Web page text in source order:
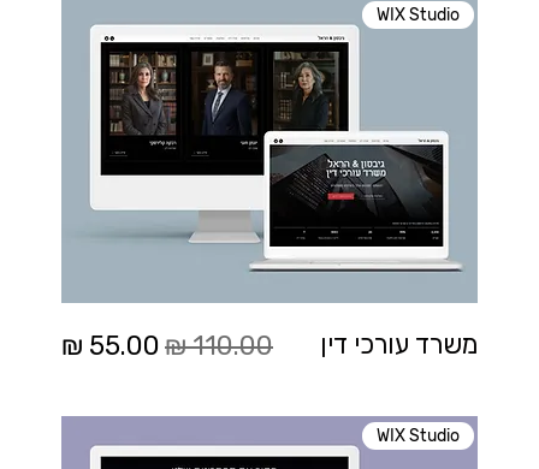
WIX Studio
משרד עורכי דין מחיר רגיל מחיר מבצע
WIX Studio